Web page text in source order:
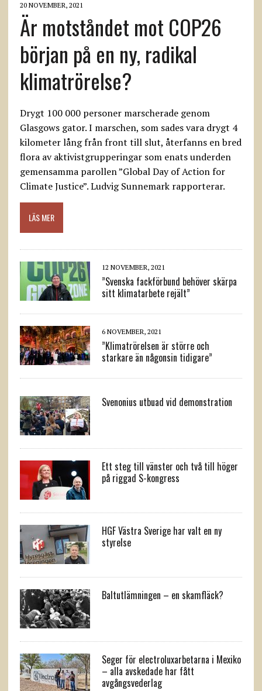
20 NOVEMBER, 2021
Är motståndet mot COP26
början på en ny, radikal
klimatrörelse?
Drygt 100 000 personer marscherade genom
Glasgows gator. I marschen, som sades vara drygt 4
kilometer lång från front till slut, återfanns en bred
flora av aktivistgrupperingar som enats underden
gemensamma parollen ”Global Day of Action for
Climate Justice”. Ludvig Sunnemark rapporterar.
LÄS MER
12 NOVEMBER, 2021
”Svenska fackförbund behöver skärpa
sitt klimatarbete rejält”
6 NOVEMBER, 2021
”Klimatrörelsen är större och
starkare än någonsin tidigare”
Svenonius utbuad vid demonstration
Ett steg till vänster och två till höger
på riggad S-kongress
HGF Västra Sverige har valt en ny
styrelse
Baltutlämningen – en skamfläck?
Seger för electroluxarbetarna i Mexiko
– alla avskedade har fått
avgångsvederlag